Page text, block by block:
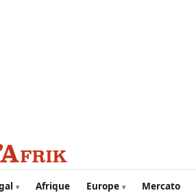
Afrique Europe Mercato